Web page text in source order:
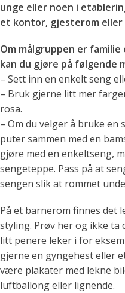
unge eller noen i
et kontor, gjesterom eller
Om målgruppen er
kan du gjøre på følgende
– Sett inn en enkelt seng
– Bruk gjerne litt mer
rosa.
– Om du velger å bruke en
puter sammen med en
gjøre med en enkeltseng,
sengeteppe. Pass på at
sengen slik at rommet
På et barnerom finnes det
styling. Prøv her og ikke ta
litt penere leker i for
gjerne en gyngehest eller
være plakater med lekne
luftballong eller lignende.